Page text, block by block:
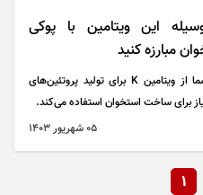
این ویتامین با پوکی
مبارزه کنید
بدن شما از ویتامین K برای تولید پروتئین‌های
برای ساخت استخوان استفاده می‌کند.
۰۵ شهريور ۱۴۰۳
1